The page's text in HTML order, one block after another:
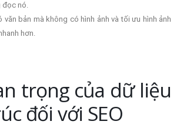
đọc nó.
bản mà không có hình ảnh và tối ưu hình ảnh
hơn.
trọng của dữ liệu
đối với SEO